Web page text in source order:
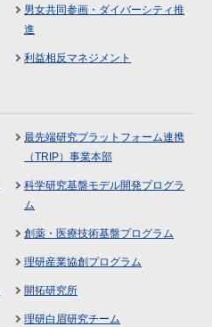
男女共同参画・ダイバーシティ推
進
利益相反マネジメント
最先端研究プラットフォーム連携
（TRIP）事業本部
科学研究基盤モデル開発プログラ
ム
創薬・医療技術基盤プログラム
理研産業協創プログラム
開拓研究所
理研白眉研究チーム